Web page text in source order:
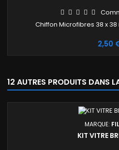
Chiffon Microfibres 38 x
Prix
2,50
12 AUTRES PRODUITS DANS
MARQUE:
KIT VITRE